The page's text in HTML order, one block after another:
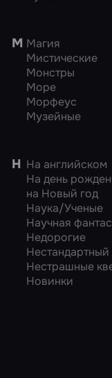
М Магия
Мистические
Монстры
Море
Морфеус
Музейные
Н На английском
На день
на Новый год
Наука/Ученые
Научная
Недорогие
Нестрашные
Новинки